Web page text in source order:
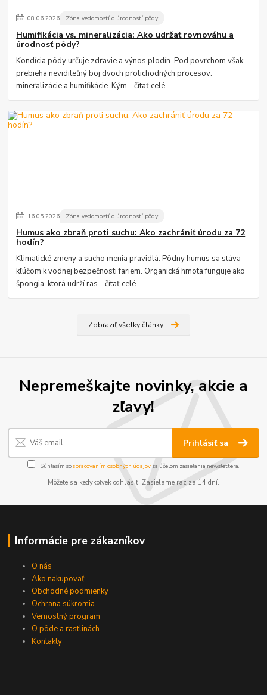
08.06.2026 Zóna vedomostí o úrodností pôdy
Humifikácia vs. mineralizácia: Ako udržať rovnováhu a
úrodnosť pôdy?
Kondícia pôdy určuje zdravie a výnos plodín. Pod povrchom však
prebieha neviditeľný boj dvoch protichodných procesov:
mineralizácie a humifikácie. Kým...čítať celé
16.05.2026 Zóna vedomostí o úrodností pôdy
Humus ako zbraň proti suchu: Ako zachrániť úrodu za 72
hodín?
Klimatické zmeny a sucho menia pravidlá. Pôdny humus sa stáva
kľúčom k vodnej bezpečnosti fariem. Organická hmota funguje ako
špongia, ktorá udrží ras...čítať celé
Zobraziť všetky články
Nepremeškajte novinky, akcie a
zľavy!
Prihlásiť sa
Súhlasím sospracovaním osobných údajov za účelom zasielania newslettera.
Môžete sa kedykoľvek odhlásiť. Zasielame raz za 14 dní.
Informácie pre zákazníkov
O nás
Ako nakupovať
Obchodné podmienky
Ochrana súkromia
Vernostný program
O pôde a rastlinách
Kontakty